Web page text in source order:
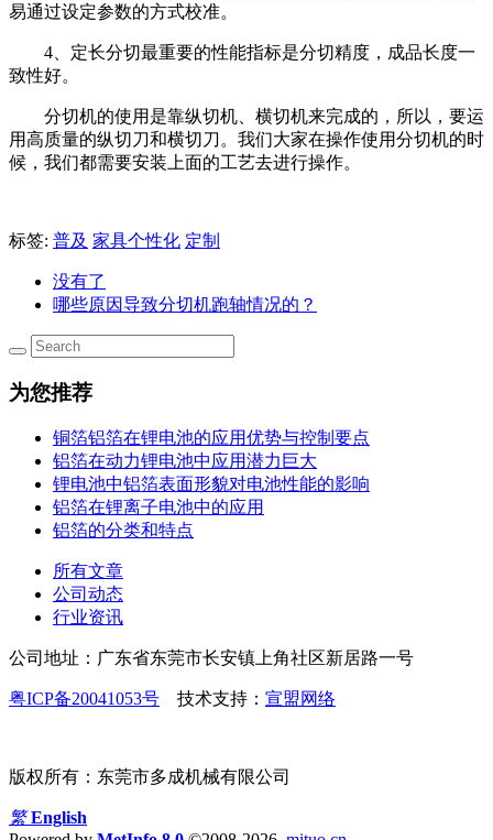
易通过设定参数的方式校准。
4、定长分切最重要的性能指标是分切精度，成品长度一
致性好。
分切机的使用是靠纵切机、横切机来完成的，所以，要运
用高质量的纵切刀和横切刀。我们大家在操作使用分切机的时
候，我们都需要安装上面的工艺去进行操作。
标签: 普及 家具个性化 定制
没有了
哪些原因导致分切机跑轴情况的？
为您推荐
铜箔铝箔在锂电池的应用优势与控制要点
铝箔在动力锂电池中应用潜力巨大
锂电池中铝箔表面形貌对电池性能的影响
铝箔在锂离子电池中的应用
铝箔的分类和特点
所有文章
公司动态
行业资讯
公司地址：广东省东莞市长安镇上角社区新居路一号
粤ICP备20041053号 技术支持： 宣盟网络
版权所有：东莞市多成机械有限公司
繁 English